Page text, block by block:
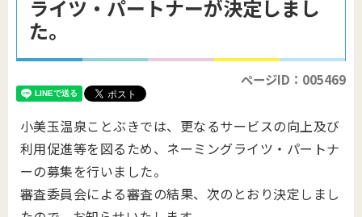
ライツ・パートナーが決定しまし
た。
ページID：005469
小美玉温泉ことぶきでは、更なるサービスの向上及び
利用促進等を図るため、ネーミングライツ・パートナ
ーの募集を行いました。
審査委員会による審査の結果、次のとおり決定しまし